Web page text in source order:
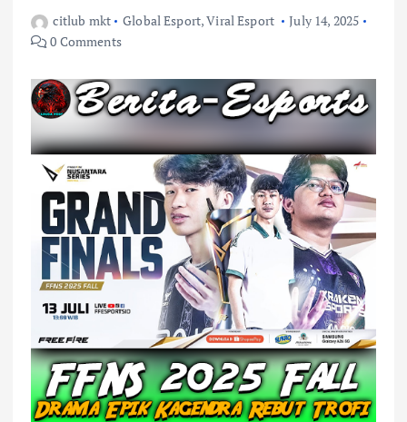
citlub mkt Global Esport,Viral Esport
July 14, 2025
0 Comments